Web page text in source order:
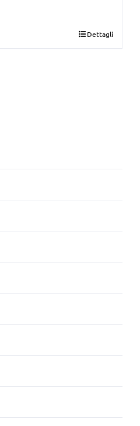
Dettagli